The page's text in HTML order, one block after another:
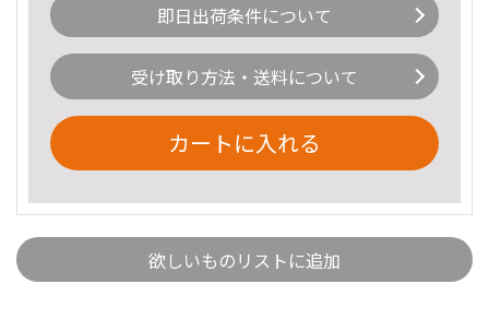
即日出荷条件について
受け取り方法・送料について
カートに入れる
欲しいものリストに追加